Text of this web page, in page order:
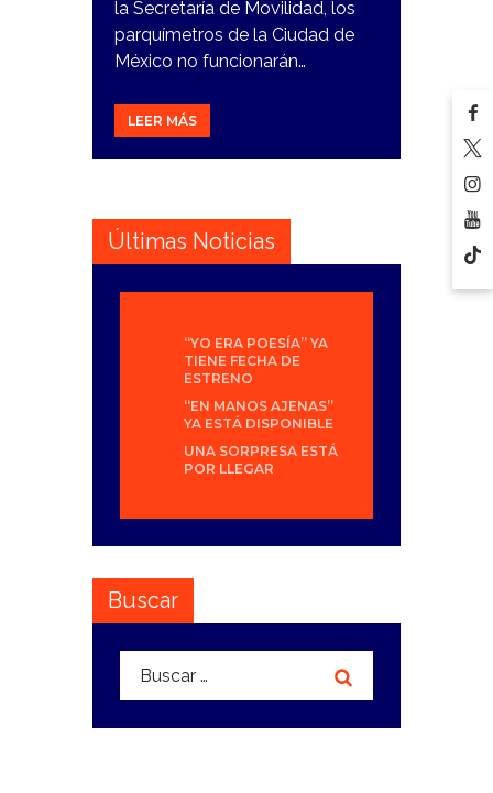
la Secretaría de Movilidad, los
parquímetros de la Ciudad de
México no funcionarán…
LEER MÁS
Últimas Noticias
“YO ERA POESÍA” YA
TIENE FECHA DE
ESTRENO
“EN MANOS AJENAS”
YA ESTÁ DISPONIBLE
UNA SORPRESA ESTÁ
POR LLEGAR
Buscar
Buscar: